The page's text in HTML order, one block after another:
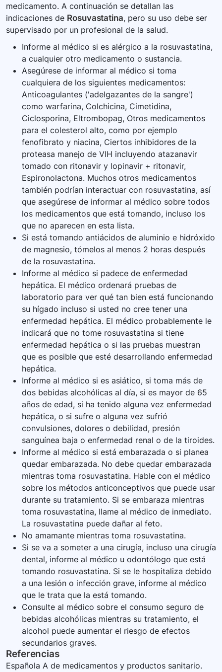
medicamento. A continuación se detallan las
indicaciones de Rosuvastatina, pero su uso debe ser
supervisado por un profesional de la salud.
Informe al médico si es alérgico a la rosuvastatina,
a cualquier otro medicamento o sustancia.
Asegúrese de informar al médico si toma
cualquiera de los siguientes medicamentos:
Anticoagulantes ('adelgazantes de la sangre')
como warfarina, Colchicina, Cimetidina,
Ciclosporina, Eltrombopag, Otros medicamentos
para el colesterol alto, como por ejemplo
fenofibrato y niacina, Ciertos inhibidores de la
proteasa manejo de VIH incluyendo atazanavir
tomado con ritonavir y lopinavir + ritonavir,
Espironolactona. Muchos otros medicamentos
también podrían interactuar con rosuvastatina, así
que asegúrese de informar al médico sobre todos
los medicamentos que está tomando, incluso los
que no aparecen en esta lista.
Si está tomando antiácidos de aluminio e hidróxido
de magnesio, tómelos al menos 2 horas después
de la rosuvastatina.
Informe al médico si padece de enfermedad
hepática. El médico ordenará pruebas de
laboratorio para ver qué tan bien está funcionando
su hígado incluso si usted no cree tener una
enfermedad hepática. El médico probablemente le
indicará que no tome rosuvastatina si tiene
enfermedad hepática o si las pruebas muestran
que es posible que esté desarrollando enfermedad
hepática.
Informe al médico si es asiático, si toma más de
dos bebidas alcohólicas al día, si es mayor de 65
años de edad, si ha tenido alguna vez enfermedad
hepática, o si sufre o alguna vez sufrió
convulsiones, dolores o debilidad, presión
sanguínea baja o enfermedad renal o de la tiroides.
Informe al médico si está embarazada o si planea
quedar embarazada. No debe quedar embarazada
mientras toma rosuvastatina. Hable con el médico
sobre los métodos anticonceptivos que puede usar
durante su tratamiento. Si se embaraza mientras
toma rosuvastatina, llame al médico de inmediato.
La rosuvastatina puede dañar al feto.
No amamante mientras toma rosuvastatina.
Si se va a someter a una cirugía, incluso una cirugía
dental, informe al médico u odontólogo que está
tomando rosuvastatina. Si se le hospitaliza debido
a una lesión o infección grave, informe al médico
que le trata que la está tomando.
Consulte al médico sobre el consumo seguro de
bebidas alcohólicas mientras su tratamiento, el
alcohol puede aumentar el riesgo de efectos
secundarios graves.
Referencias
Española A de medicamentos y productos sanitario.